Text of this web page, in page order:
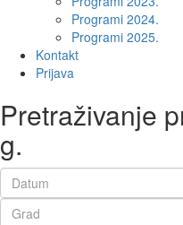
Programi 2024.
Programi 2025.
Kontakt
Prijava
Pretraživanje
g.